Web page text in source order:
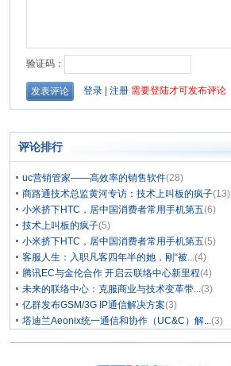
评论排行
uc营销管家——高效率的销售软件(28)
商路通技术总监黄河专访：技术上叫板的疯子(13)
小米挤下HTC，居中国消费者常用手机第五(6)
技术上叫板的疯子(5)
小米挤下HTC，居中国消费者常用手机第五(5)
客服人生：入职凡客四年半的她，刚“被...(4)
腾讯EC与金伦合作 开启云联络中心新里程(4)
未来的联络中心：克服商业与技术变革带...(3)
亿群发布GSM/3G IP通信解决方案(3)
塔迪兰Aeonix统一通信和协作（UC&C）解...(3)